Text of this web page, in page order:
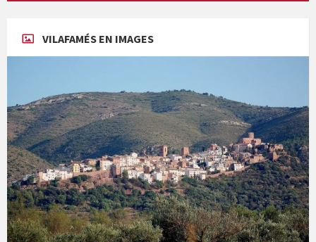
Concerts al Museu
Presentació del llibre &quot;La mare&quot;, d'Emma Zafon
VILAFAMÉS EN IMAGES